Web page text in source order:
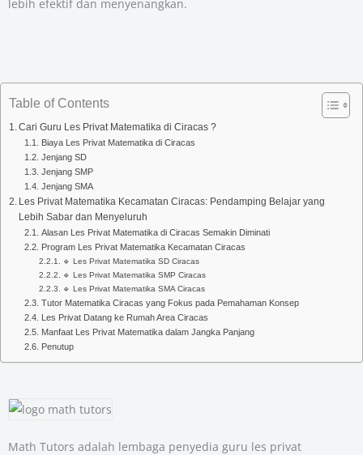
lebih efektif dan menyenangkan.
Table of Contents
Cari Guru Les Privat Matematika di Ciracas ?
Biaya Les Privat Matematika di Ciracas
Jenjang SD
Jenjang SMP
Jenjang SMA
Les Privat Matematika Kecamatan Ciracas: Pendamping Belajar yang
Lebih Sabar dan Menyeluruh
Alasan Les Privat Matematika di Ciracas Semakin Diminati
Program Les Privat Matematika Kecamatan Ciracas
🔹 Les Privat Matematika SD Ciracas
🔹 Les Privat Matematika SMP Ciracas
🔹 Les Privat Matematika SMA Ciracas
Tutor Matematika Ciracas yang Fokus pada Pemahaman Konsep
Les Privat Datang ke Rumah Area Ciracas
Manfaat Les Privat Matematika dalam Jangka Panjang
Penutup
Math Tutors adalah lembaga penyedia guru les privat